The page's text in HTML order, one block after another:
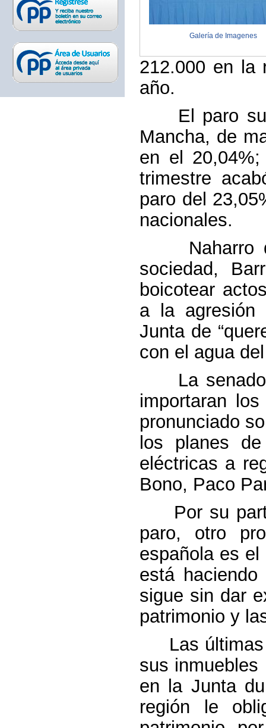
Galería de Imagenes
212.000 en la
año.
El paro
Mancha, de
en el
trimestre
paro del
nacionales.
Naharro
sociedad,
boicotear
a la agresión
Junta de
con el agua
La
importaran
pronunciado
los planes
eléctricas a
Bono, Paco
Por su
paro, otro
española es
está
sigue sin dar
patrimonio y
Las últimas
sus inmuebles
en la Junta
región le